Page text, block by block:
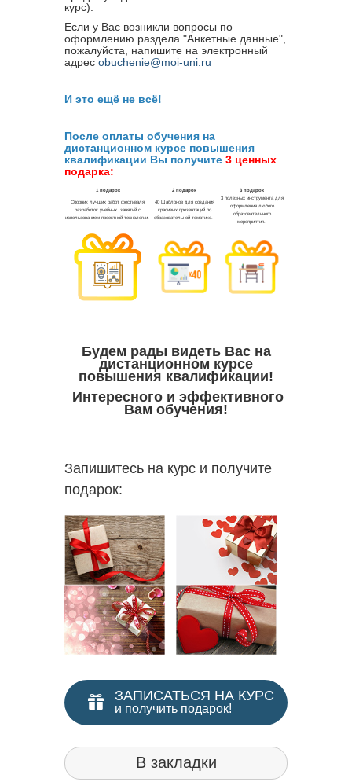
курс).
Если у Вас возникли вопросы по
оформлению раздела "Анкетные данные",
пожалуйста, напишите на электронный
адрес obuchenie@moi-uni.ru
И это ещё не всё!
После оплаты обучения на
дистанционном курсе повышения
квалификации Вы получите 3 ценных
подарка:
Будем рады видеть Вас на
дистанционном курсе
повышения квалификации!
Интересного и эффективного
Вам обучения!
Запишитесь на курс и получите
подарок:
ЗАПИСАТЬСЯ НА КУРС
и получить подарок!
В закладки